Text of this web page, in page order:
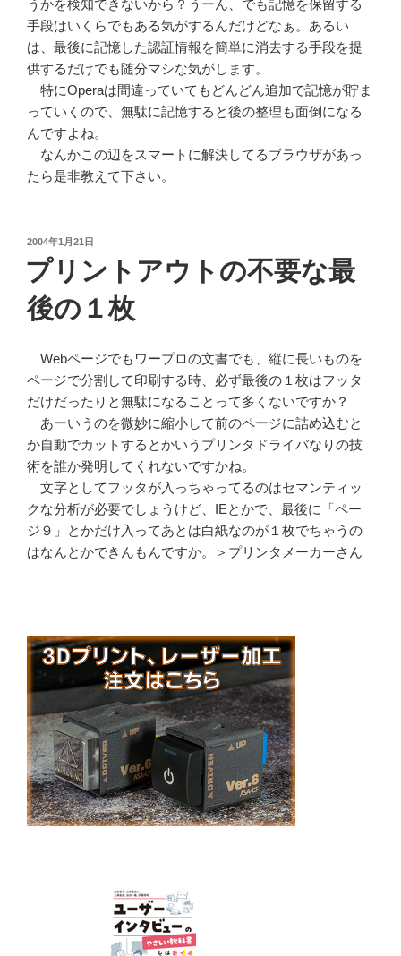
うかを検知できないから？うーん、でも記憶を保留する
手段はいくらでもある気がするんだけどなぁ。あるい
は、最後に記憶した認証情報を簡単に消去する手段を提
供するだけでも随分マシな気がします。
特にOperaは間違っていてもどんどん追加で記憶が貯ま
っていくので、無駄に記憶すると後の整理も面倒になる
んですよね。
なんかこの辺をスマートに解決してるブラウザがあっ
たら是非教えて下さい。
投
日:
2004年1月21日
プリントアウトの不要な最
後の１枚
Webページでもワープロの文書でも、縦に長いものを
ページで分割して印刷する時、必ず最後の１枚はフッタ
だけだったりと無駄になることって多くないですか？
あーいうのを微妙に縮小して前のページに詰め込むと
か自動でカットするとかいうプリンタドライバなりの技
術を誰か発明してくれないですかね。
文字としてフッタが入っちゃってるのはセマンティッ
クな分析が必要でしょうけど、IEとかで、最後に「ペー
ジ９」とかだけ入ってあとは白紙なのが１枚でちゃうの
はなんとかできんもんですか。＞プリンタメーカーさん